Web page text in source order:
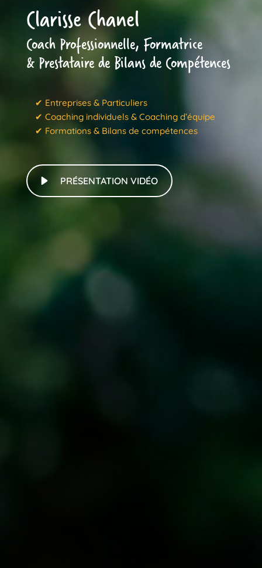
Clarisse Chanel
Coach Professionnelle, Formatrice
& Prestataire de Bilans de Compétences
Entreprises & Particuliers
Coaching individuels & Coaching d’équipe
Formations & Bilans de compétences
PRÉSENTATION VIDÉO